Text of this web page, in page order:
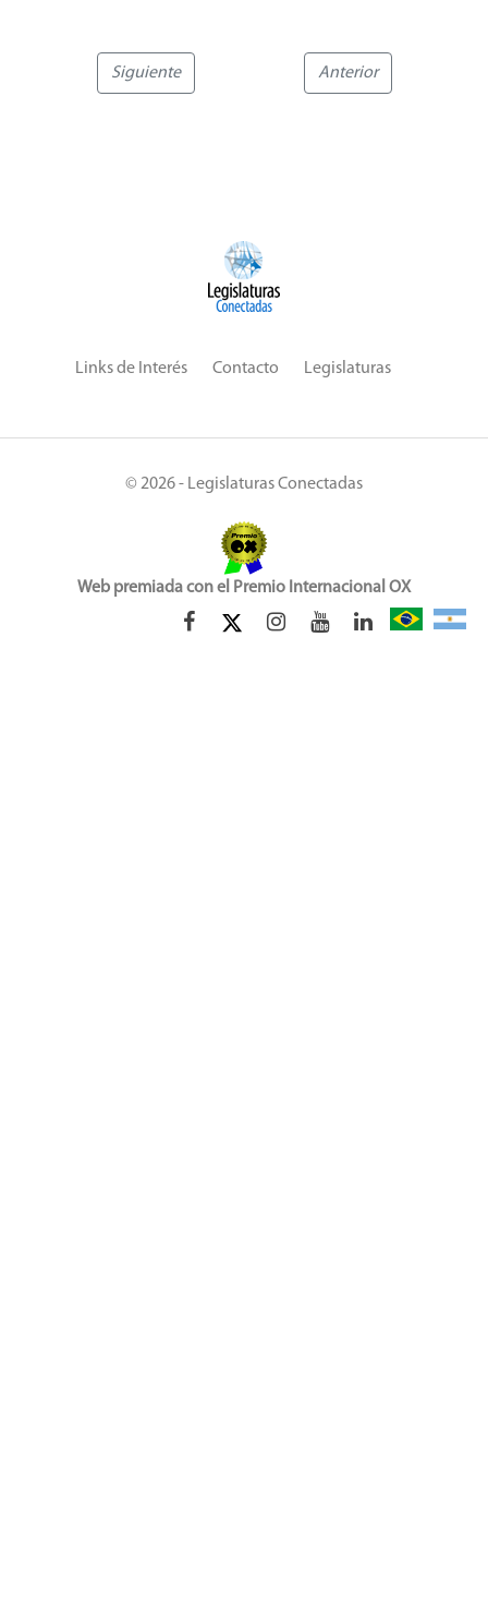
Siguiente Anterior
Links de Interés Contacto Legislaturas
© 2026 - Legislaturas Conectadas
Web premiada con el Premio Internacional OX